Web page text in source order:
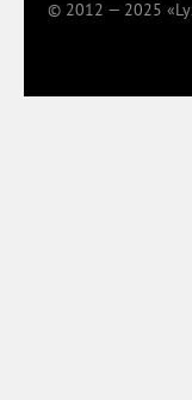
© 2012 — 2025